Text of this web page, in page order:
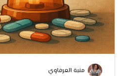
منية العرفاوي